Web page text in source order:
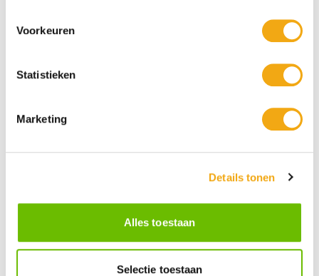
Voorkeuren
Statistieken
Marketing
Details tonen
Alles toestaan
Selectie toestaan
Kunst voor iedereen
Stijlvolle kunstobjecten voor elke smaak, interieur en/of tuin.